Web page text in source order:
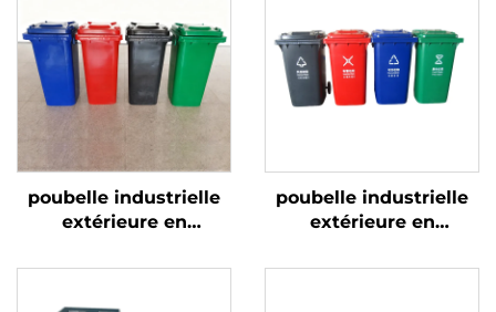
poubelle industrielle
extérieure en
litres, corbeille à
poubelle industrielle
extérieure en
litres, corbeille à